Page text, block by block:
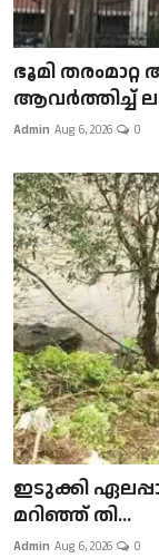
ഭൂമി
ആവർത്തിച്ച്
Admin Aug 6, 2026 0
ഇടുക്കി
മറിഞ്ഞ് തി...
Admin Aug 6, 2026 0